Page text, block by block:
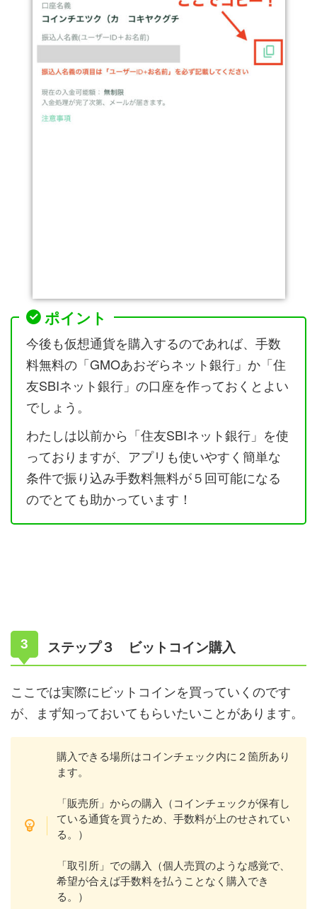
ポイント
今後も仮想通貨を購入するのであれば、手数
料無料の「GMOあおぞらネット銀行」か「住
友SBIネット銀行」の口座を作っておくとよい
でしょう。
わたしは以前から「住友SBIネット銀行」を使
っておりますが、アプリも使いやすく簡単な
条件で振り込み手数料無料が５回可能になる
のでとても助かっています！
ステップ３ ビットコイン購入
ここでは実際にビットコインを買っていくのです
が、まず知っておいてもらいたいことがあります。
購入できる場所はコインチェック内に２箇所あり
ます。
「販売所」からの購入（コインチェックが保有し
ている通貨を買うため、手数料が上のせされてい
る。）
「取引所」での購入（個人売買のような感覚で、
希望が合えば手数料を払うことなく購入でき
る。）